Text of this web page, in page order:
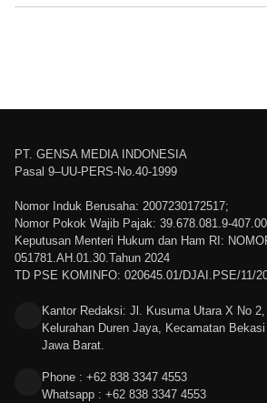
PT. GENSA MEDIA INDONESIA
Pasal 9–UU-PERS-No.40-1999
Nomor Induk Berusaha: 2007230172517;
Nomor Pokok Wajib Pajak: 39.678.081.9-
Keputusan Menteri Hukum dan Ham RI:
051781.AH.01.30.Tahun 2024
TD PSE KOMINFO: 020645.01/DJAI.PSE/11/
Kantor Redaksi: Jl. Kusuma Utara X No 2,
Kelurahan Duren Jaya, Kecamatan
Jawa Barat.
Phone : +62 838 3347 4553
Whatsapp : +62 838 3347 4553